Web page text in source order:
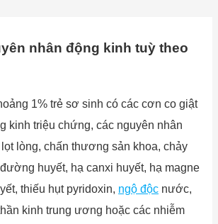
nhân động kinh tuỳ theo
1% trẻ sơ sinh có các cơn co giật
kinh triệu chứng, các nguyên nhân
lòng, chấn thương sản khoa, chảy
huyết, hạ canxi huyết, hạ magne
thiếu hụt pyridoxin, ngộ độc nước,
kinh trung ương hoặc các nhiễm